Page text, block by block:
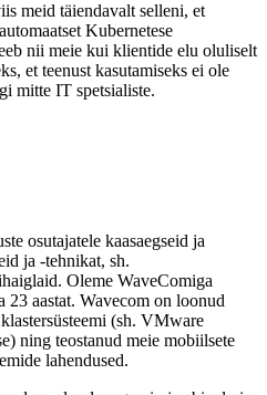
meid täiendavalt selleni, et
Kubernetese
nii meie kui klientide elu oluliselt
et teenust kasutamiseks ei ole
mitte IT spetsialiste.
osutajatele kaasaegseid ja
ja -tehnikat, sh.
Oleme WaveComiga
23 aastat. Wavecom on loonud
(sh. VMware
ning teostanud meie mobiilsete
lahendused.